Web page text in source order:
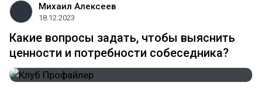
Михаил Алексеев
18.12.2023
Какие вопросы задать, чтобы выяснить
ценности и потребности собеседника?